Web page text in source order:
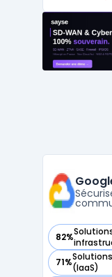
croissants
multiples et
82%
— voir
71%(IaaS)
— voir